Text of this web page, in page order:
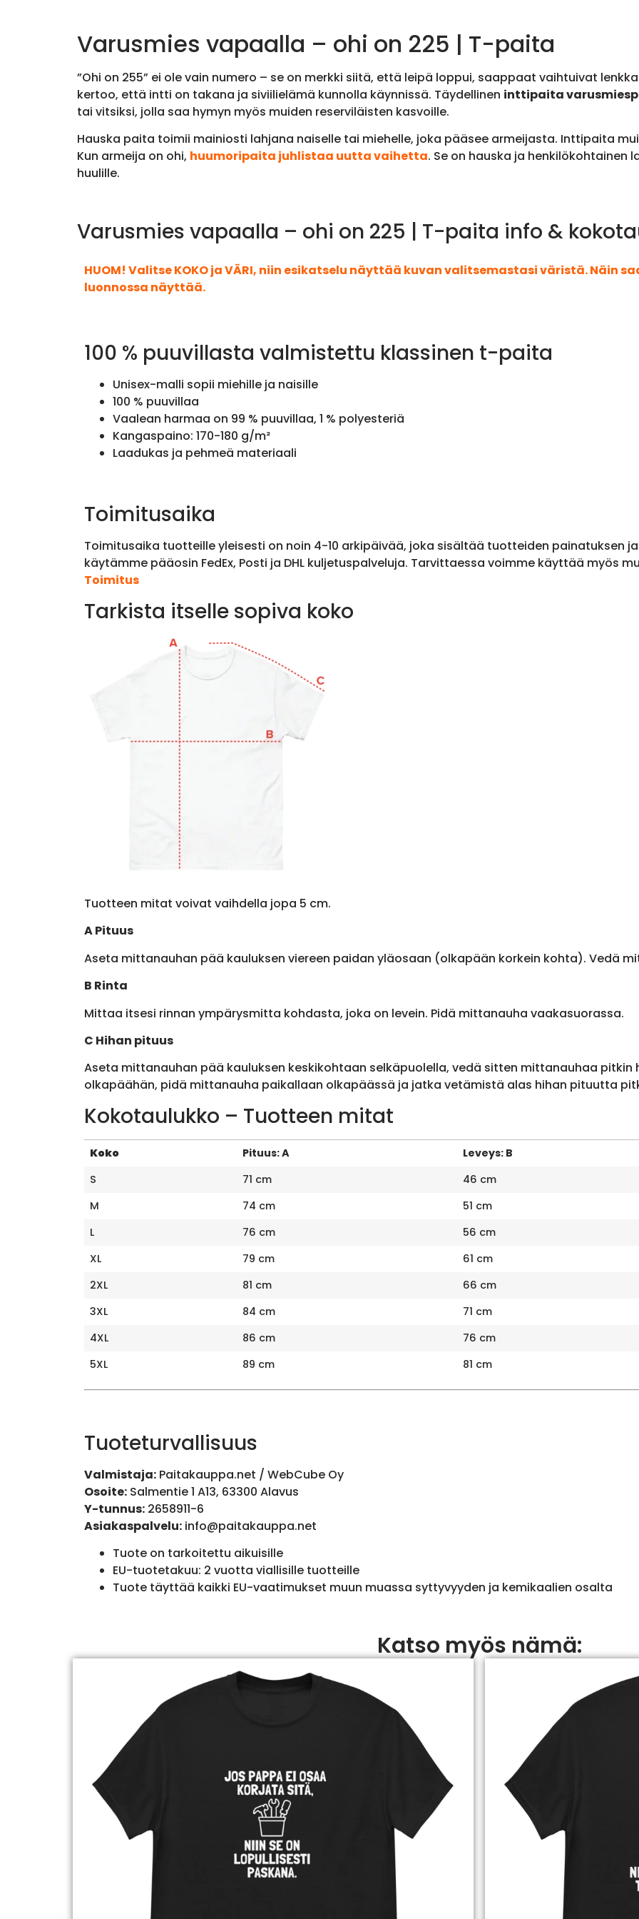
Varusmies vapaalla – ohi on 225 | T-paita
”Ohi on 255” ei ole vain numero – se on merkki siitä, että leipä loppui, saappaat vaihtuivat
kertoo, että intti on takana ja siviilielämä kunnolla käynnissä. Täydellinen inttipaita
tai vitsiksi, jolla saa hymyn myös muiden reserviläisten kasvoille.
Hauska paita toimii mainiosti lahjana naiselle tai miehelle, joka pääsee armeijasta. Inttipaita
Kun armeija on ohi, huumoripaita juhlistaa uutta vaihetta. Se on hauska ja henkilökohtainen
huulille.
Varusmies vapaalla – ohi on 225 | T-paita info &
HUOM! Valitse KOKO ja VÄRI, niin esikatselu näyttää kuvan valitsemastasi väristä. Näin
luonnossa näyttää.
100 % puuvillasta valmistettu klassinen t-paita
Unisex-malli sopii miehille ja naisille
100 % puuvillaa
Vaalean harmaa on 99 % puuvillaa, 1 % polyesteriä
Kangaspaino: 170-180 g/m²
Laadukas ja pehmeä materiaali
Toimitusaika
Toimitusaika tuotteille yleisesti on noin 4-10 arkipäivää, joka sisältää tuotteiden painatuksen
käytämme pääosin FedEx, Posti ja DHL kuljetuspalveluja. Tarvittaessa voimme käyttää myös
Toimitus
Tarkista itselle sopiva koko
Tuotteen mitat voivat vaihdella jopa 5 cm.
A Pituus
Aseta mittanauhan pää kauluksen viereen paidan yläosaan (olkapään korkein kohta). Vedä
B Rinta
Mittaa itsesi rinnan ympärysmitta kohdasta, joka on levein. Pidä mittanauha vaakasuorassa.
C Hihan pituus
Aseta mittanauhan pää kauluksen keskikohtaan selkäpuolella, vedä sitten mittanauhaa pitkin
olkapäähän, pidä mittanauha paikallaan olkapäässä ja jatka vetämistä alas hihan pituutta
Kokotaulukko – Tuotteen mitat
Koko Pituus: A Leveys: B
S
71 cm 46 cm
M
74 cm 51 cm
L
76 cm 56 cm
XL
79 cm 61 cm
2XL
81 cm 66 cm
3XL
84 cm 71 cm
4XL
86 cm 76 cm
5XL
89 cm 81 cm
Tuoteturvallisuus
Valmistaja:Paitakauppa.net / WebCube Oy
Osoite:Salmentie 1 A13, 63300 Alavus
Y-tunnus:2658911-6
Asiakaspalvelu: info@paitakauppa.net
Tuote on tarkoitettu aikuisille
EU-tuotetakuu: 2 vuotta viallisille tuotteille
Tuote täyttää kaikki EU-vaatimukset muun muassa syttyvyyden ja kemikaalien osalta
Katso myös nämä: